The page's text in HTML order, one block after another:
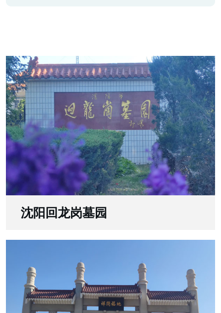
沈阳回龙岗墓园